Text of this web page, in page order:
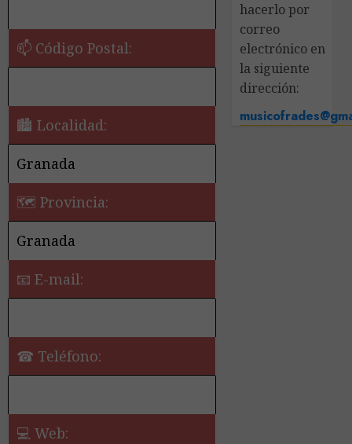
📫 Código Postal:
🏙️ Localidad:
Granada
🗺 Provincia:
Granada
📧 E-mail:
☎ Teléfono:
💻 Web:
hacerlo por
correo
electrónico en
la siguiente
dirección: